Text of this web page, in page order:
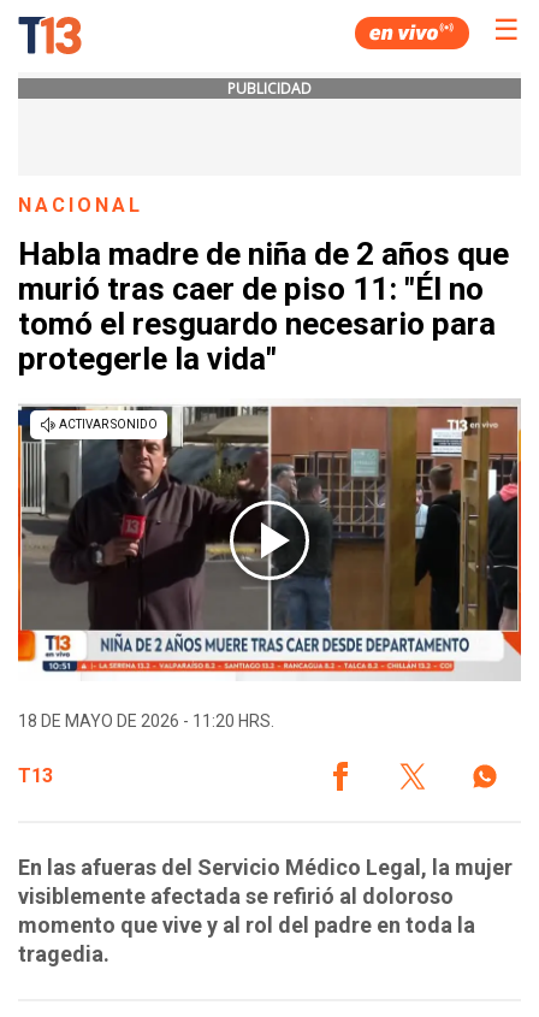
☰
PUBLICIDAD
NACIONAL
Habla madre de niña de 2 años que
murió tras caer de piso 11: "Él no
tomó el resguardo necesario para
protegerle la vida"
18 DE MAYO DE 2026 - 11:20 HRS.
T13
En las afueras del Servicio Médico Legal, la mujer
visiblemente afectada se refirió al doloroso
momento que vive y al rol del padre en toda la
tragedia.